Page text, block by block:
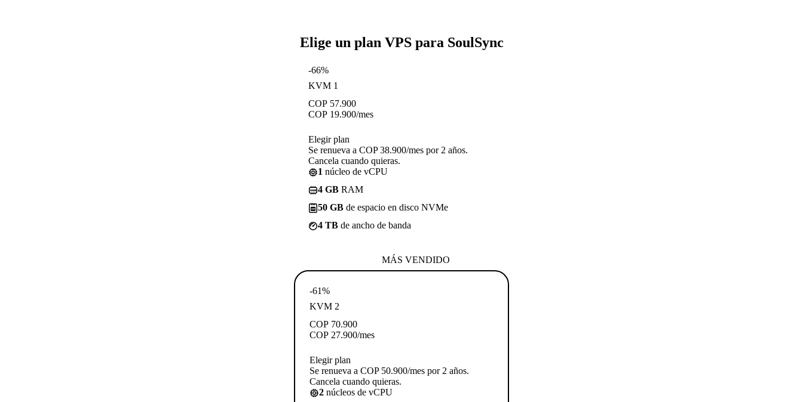
Elige un plan VPS para SoulSync
-66%
KVM 1
COP 57.900
COP 19.900/mes
Elegir plan
Se renueva a COP 38.900/mes por 2 años.
Cancela cuando quieras.
1 núcleo de vCPU
4 GB RAM
50 GB de espacio en disco NVMe
4 TB de ancho de banda
MÁS VENDIDO
-61%
KVM 2
COP 70.900
COP 27.900/mes
Elegir plan
Se renueva a COP 50.900/mes por 2 años.
Cancela cuando quieras.
2 núcleos de vCPU